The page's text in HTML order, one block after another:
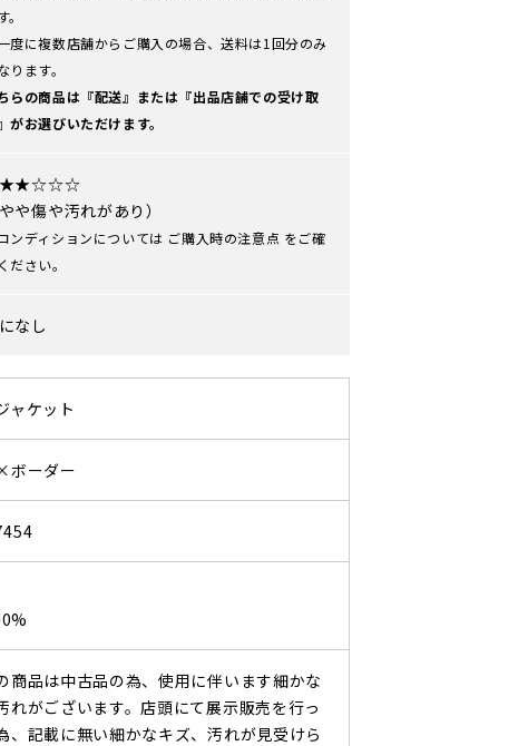
。
度に複数店舗からご購入の場合、送料は1回分のみ
ります。
らの商品は『配送』または『出品店舗での受け取
がお選びいただけます。
やや傷や汚れがあり）
ンディションについては ご購入時の注意点 をご確
ださい。
なし
ャケット
ボーダー
商品は中古品の為、使用に伴います細かな
れがございます。店頭にて展示販売を行っ
、記載に無い細かなキズ、汚れが見受けら